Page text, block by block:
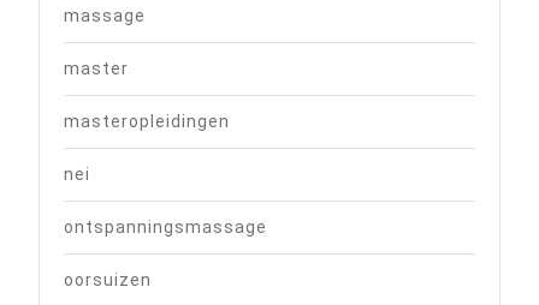
massage
master
masteropleidingen
nei
ontspanningsmassage
oorsuizen